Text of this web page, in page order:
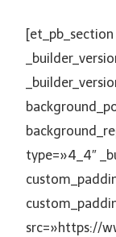
type=»4_4″
src=»https://